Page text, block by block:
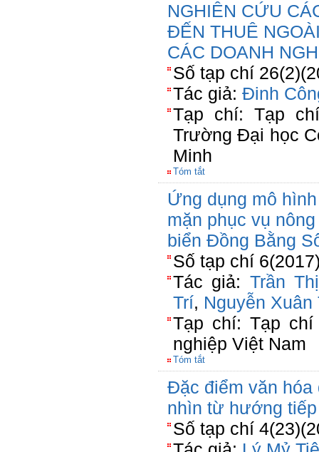
NGHIÊN CỨU
ĐẾN THUÊ
CÁC DOANH
Số tạp chí
Tác giả: Đinh
Tạp chí: Tạp
Trường Đại học
Minh
Tóm tắt
Ứng dụng mô
mặn phục vụ
biển Đồng Bằng
Số tạp chí
Tác giả: Trần
Trí, Nguyễn Xuân
Tạp chí: Tạp chí
nghiệp Việt Nam
Tóm tắt
Đặc điểm văn hóa
nhìn từ hướng
Số tạp chí